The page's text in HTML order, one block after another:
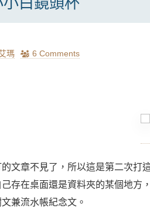
瑪 6 Comments
文章不見了，所以這是第二次打
存在桌面還是資料夾的某個地方
兼流水帳紀念文。